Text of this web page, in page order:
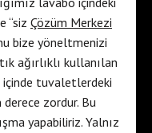
“siz Çözüm Merkezi
bize yöneltmenizi
ağırlıklı kullanılan
içinde tuvaletlerdeki
zordur. Bu
yapabiliriz. Yalnız